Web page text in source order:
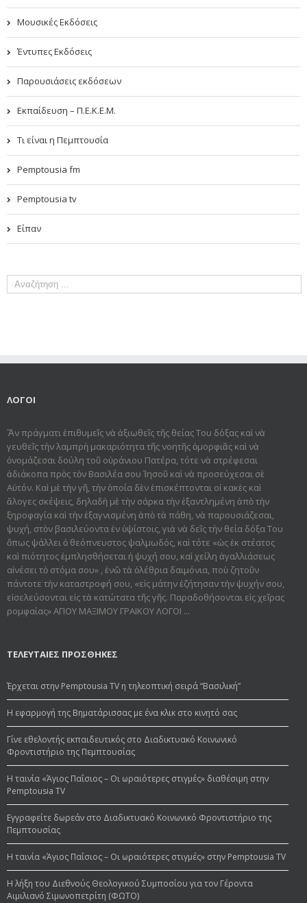
Μουσικές Εκδόσεις
Έντυπες Εκδόσεις
Παρουσιάσεις εκδόσεων
Εκπαίδευση – Π.Ε.Κ.Ε.Μ.
Τι είναι η Πεμπτουσία
Pemptousia fm
Pemptousia tv
Είπαν
ΛΟΓΟΙ
Ἂν πράγματι ἐπιθυμεῖς νὰ ἀξιωθεῖς τῆς θείας Του δόξας καὶ νὰ
γευθεῖς τὴν λαμπρὴ μακαριότητα τῆς νοητῆς ὀμορφιᾶς καὶ νὰ
ὀνομάζεσαι δούλη τοῦ οὐράνιου Πατέρα, τότε νὰ στρέφεσαι
ἀδιάκοπα πρὸς τὸν Βασιλέα σου Ἰησοῦ καὶ νὰ προσεύχεσαι σὲ
Αὐτόν. Καὶ μὲ τὴν γῆ, τὴν ὁποία δὲν ἐπισκέπτονται οἱ κακὲς καὶ
ἄλογες σκέψεις, δηλαδὴ μὲ τὴν σάρκα τὴν ἐξαντλημένη ἀπὸ τὴν
ξηροφαγία καὶ τὴν ἐξαγνισμένη ἀπὸ τὰ πάθη, νὰ παρουσιάζεσαι,
ψυχή, στὸν βασιλεύοντα ἐν ὑψίστοις, γιὰ νὰ δεῖς τὴν θεία δόξα Του
ὅπως ψάλλει ὁ θεόπνευστος ψαλμωδός, καὶ τότε «ὡς ἐκ στέατος
καὶ πιότητος ἐμπλησθήσεται ἡ ψυχή σου, καὶ χείλη ἀγαλλιάσεως
αἰνέσει τὸ στόμα σου» , ἐνῶ τὰ ὀλέθρια δαιμόνια, ποὺ ζητοῦν
πάντοτε τὴν καταστροφή σου, «εἰς μάτην ἐζήτησαν τὴν ψυχήν σου,
εἰσελεύσονται εἰς τὰ κατώτατα τῆς γῆς. Παραδοθήσον­ται εἰς χεῖρας
ρομφαίας» ΑΓΙΟΥ ΜΑΞΙΜΟΥ ΓΡΑΙΚΟΥ ΛΟΓΟΙ ...
ΤΕΛΕΥΤΑΙΕΣ ΠΡΟΣΘΗΚΕΣ
Έρχεται στην Pemptousia TV η τηλεοπτική σειρά “Βασιλική”
Η εφαρμογή της Βηματάρισσας με ένα κλικ στο κινητό σας
Γίνε εθελοντής εκπαιδευτικός στο Διαδικτυακό Κοινωνικό
Φροντιστήριο της Πεμπτουσίας
Η ταινία «Άγιος Παΐσιος – Οι ωραιότερες στιγμές» διαθέσιμη στην
Pemptousia TV
Εγγραφείτε δωρεάν στο Διαδικτυακό Κοινωνικό Φροντιστήριο της
Πεμπτουσίας
Η ταινία «Άγιος Παΐσιος – Οι ωραιότερες στιγμές» στην Pemptousia TV
Η λήξη του Διεθνούς Θεολογικού Συμποσίου για τον Γέροντα
Αιμιλιανό Σιμωνοπετρίτη (ΦΩΤΟ)